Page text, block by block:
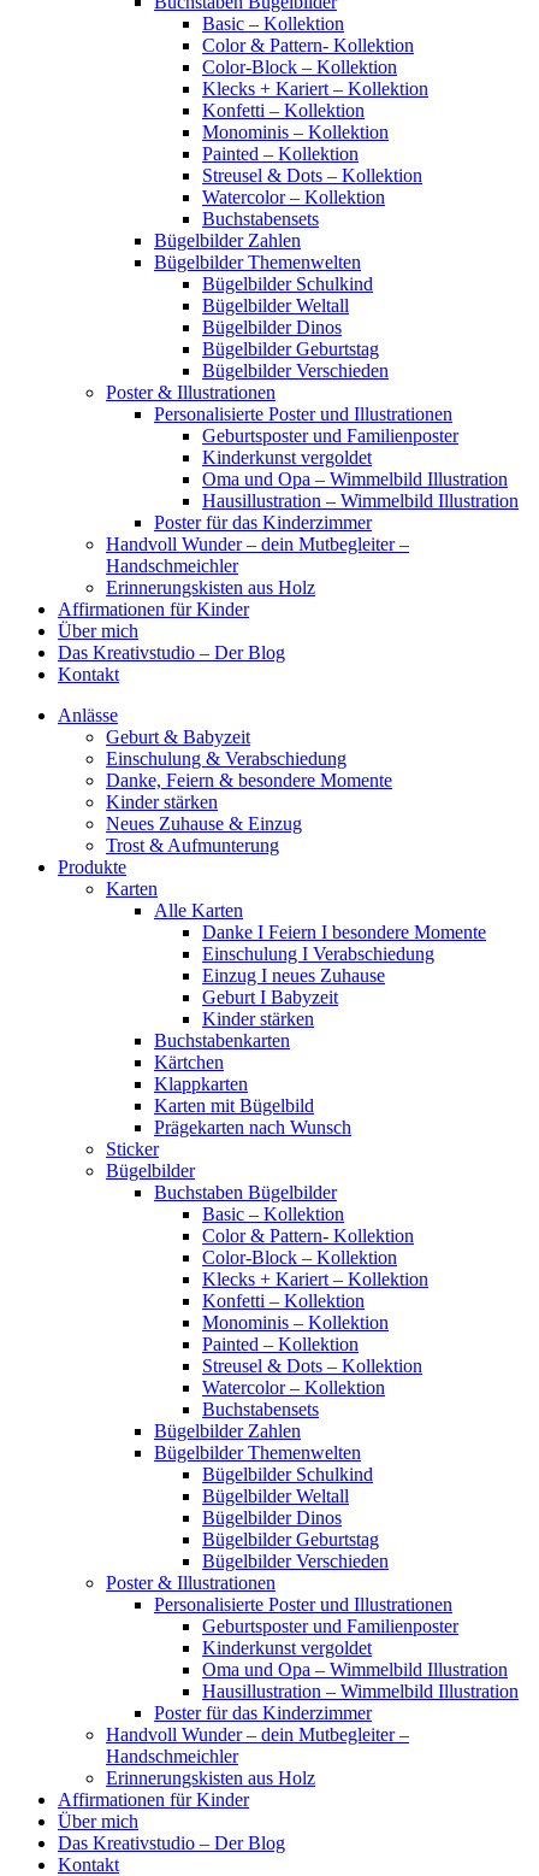
Basic – Kollektion
Color & Pattern- Kollektion
Color-Block – Kollektion
Klecks + Kariert – Kollektion
Konfetti – Kollektion
Monominis – Kollektion
Painted – Kollektion
Streusel & Dots – Kollektion
Watercolor – Kollektion
Buchstabensets
Bügelbilder Zahlen
Bügelbilder Themenwelten
Bügelbilder Schulkind
Bügelbilder Weltall
Bügelbilder Dinos
Bügelbilder Geburtstag
Bügelbilder Verschieden
Poster & Illustrationen
Personalisierte Poster und Illustrationen
Geburtsposter und Familienposter
Kinderkunst vergoldet
Oma und Opa – Wimmelbild Illustration
Hausillustration – Wimmelbild Illustration
Poster für das Kinderzimmer
Handvoll Wunder – dein Mutbegleiter –
Handschmeichler
Erinnerungskisten aus Holz
Affirmationen für Kinder
Über mich
Das Kreativstudio – Der Blog
Kontakt
Anlässe
Geburt & Babyzeit
Einschulung & Verabschiedung
Danke, Feiern & besondere Momente
Kinder stärken
Neues Zuhause & Einzug
Trost & Aufmunterung
Produkte
Karten
Alle Karten
Danke I Feiern I besondere Momente
Einschulung I Verabschiedung
Einzug I neues Zuhause
Geburt I Babyzeit
Kinder stärken
Buchstabenkarten
Kärtchen
Klappkarten
Karten mit Bügelbild
Prägekarten nach Wunsch
Sticker
Bügelbilder
Buchstaben Bügelbilder
Basic – Kollektion
Color & Pattern- Kollektion
Color-Block – Kollektion
Klecks + Kariert – Kollektion
Konfetti – Kollektion
Monominis – Kollektion
Painted – Kollektion
Streusel & Dots – Kollektion
Watercolor – Kollektion
Buchstabensets
Bügelbilder Zahlen
Bügelbilder Themenwelten
Bügelbilder Schulkind
Bügelbilder Weltall
Bügelbilder Dinos
Bügelbilder Geburtstag
Bügelbilder Verschieden
Poster & Illustrationen
Personalisierte Poster und Illustrationen
Geburtsposter und Familienposter
Kinderkunst vergoldet
Oma und Opa – Wimmelbild Illustration
Hausillustration – Wimmelbild Illustration
Poster für das Kinderzimmer
Handvoll Wunder – dein Mutbegleiter –
Handschmeichler
Erinnerungskisten aus Holz
Affirmationen für Kinder
Über mich
Das Kreativstudio – Der Blog
Kontakt